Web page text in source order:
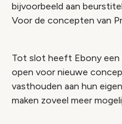
bijvoorbeeld aan
Voor de concepten van
Tot slot heeft Ebony een
open voor nieuwe
vasthouden aan hun
maken zoveel meer